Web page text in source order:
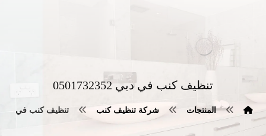
تنظيف كنب في دبي 0501732352
المنتجات شركة تنظيف كنب تنظيف كنب في دبي